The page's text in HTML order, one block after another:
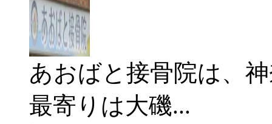
あおばと接骨院は、
最寄りは大磯...